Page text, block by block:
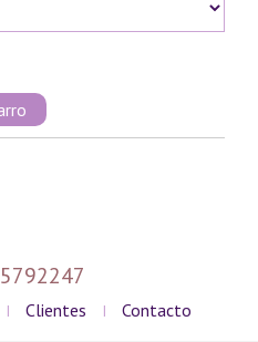
I Clientes I Contacto